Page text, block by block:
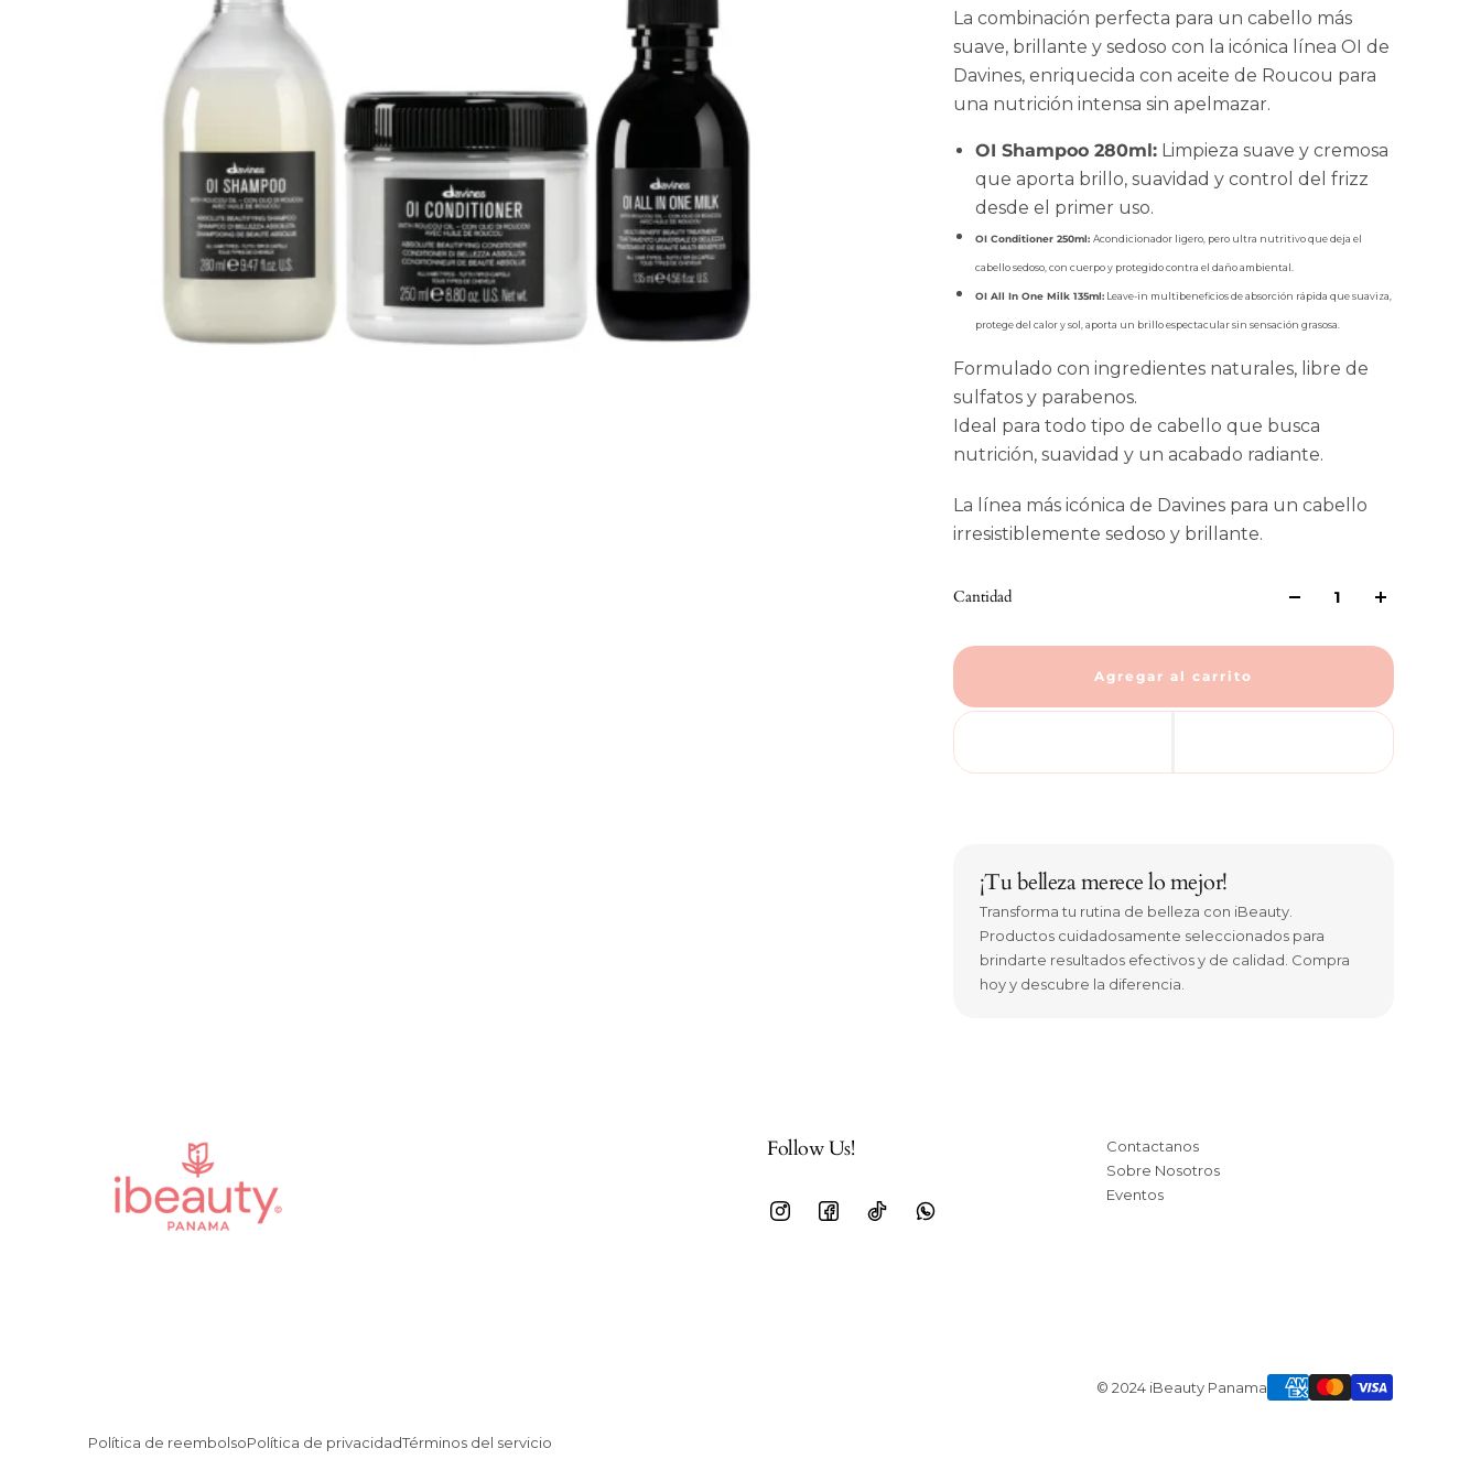
La combinación perfecta para un cabello más
suave, brillante y sedoso con la icónica línea OI de
Davines, enriquecida con aceite de Roucou para
una nutrición intensa sin apelmazar.
OI Shampoo 280ml:Limpieza suave y cremosa
que aporta brillo, suavidad y control del frizz
desde el primer uso.
OI Conditioner 250ml: Acondicionador ligero, pero ultra nutritivo que deja el
cabello sedoso, con cuerpo y protegido contra el daño ambiental.
OI All In One Milk 135ml:Leave-in multibeneficios de absorción rápida que suaviza,
protege del calor y sol, aporta un brillo espectacular sin sensación grasosa.
Formulado con ingredientes naturales, libre de
sulfatos y parabenos.
Ideal para todo tipo de cabello que busca
nutrición, suavidad y un acabado radiante.
La línea más icónica de Davines para un cabello
irresistiblemente sedoso y brillante.
Cantidad
Agregar al carrito
¡Tu belleza merece lo mejor!
Transforma tu rutina de belleza con iBeauty.
Productos cuidadosamente seleccionados para
brindarte resultados efectivos y de calidad. Compra
hoy y descubre la diferencia.
Follow Us!
Contactanos
Sobre Nosotros
Eventos
© 2024 iBeauty Panama
Política de reembolsoPolítica de privacidadTérminos del servicio